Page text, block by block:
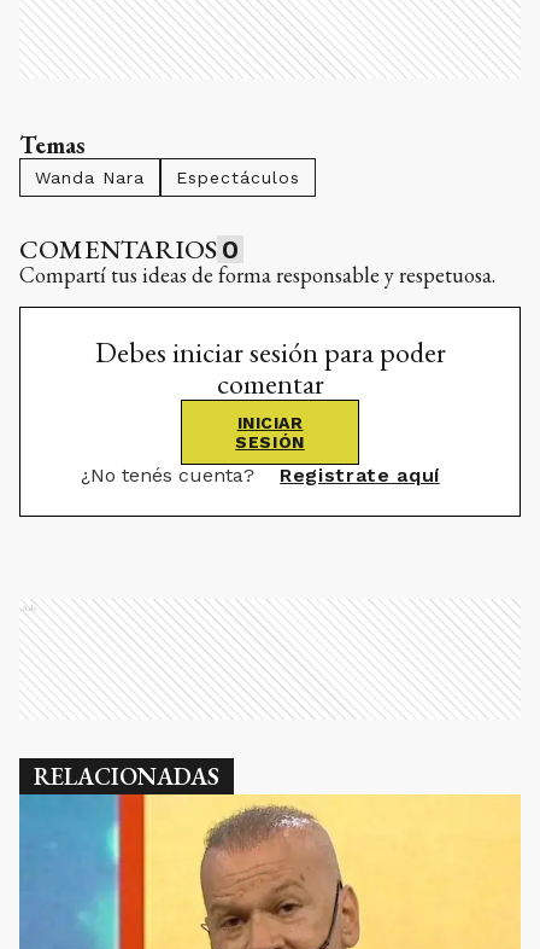
Temas
Wanda Nara Espectáculos
COMENTARIOS 0
Compartí tus ideas de forma responsable y respetuosa.
Debes iniciar sesión para poder
comentar
INICIAR
SESIÓN
¿No tenés cuenta? Registrate aquí
Ads
RELACIONADAS